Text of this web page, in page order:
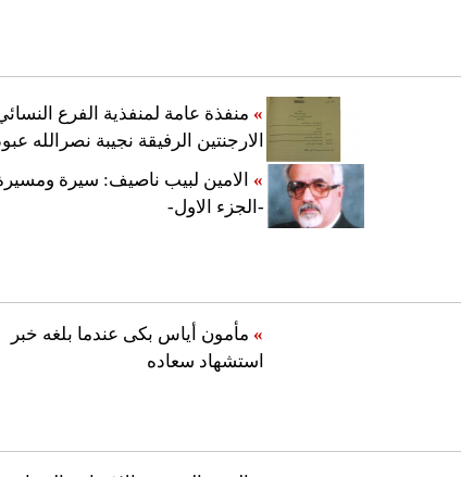
» منفذة عامة لمنفذية الفرع
الارجنتين الرفيقة نجيبة نصرالله
»
الامين لبيب ناصيف: سيرة
-الجزء الاول-
» مأمون أياس بكى عندما بلغه خبر
استشهاد سعاده